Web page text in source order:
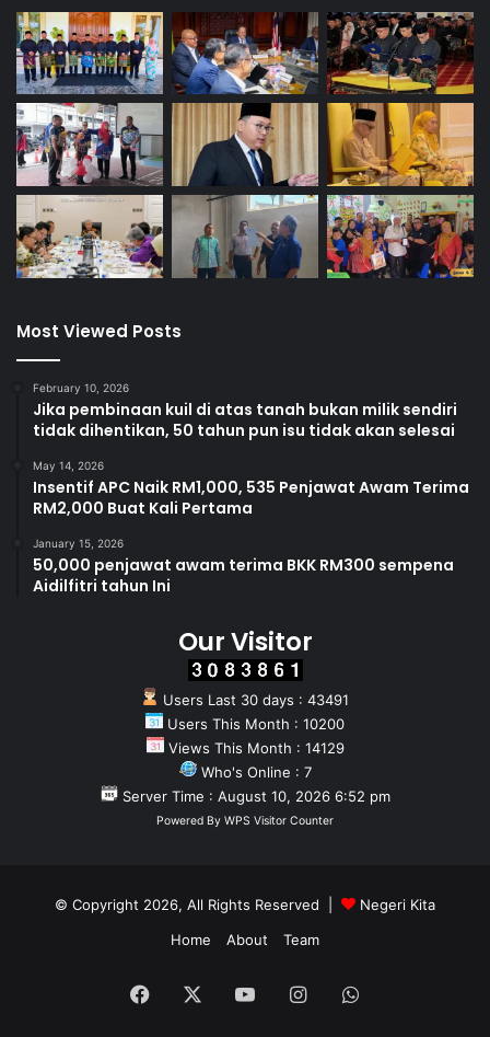
Most Viewed Posts
February 10, 2026
Jika pembinaan kuil di atas tanah bukan milik sendiri
tidak dihentikan, 50 tahun pun isu tidak akan selesai
May 14, 2026
Insentif APC Naik RM1,000, 535 Penjawat Awam Terima
RM2,000 Buat Kali Pertama
January 15, 2026
50,000 penjawat awam terima BKK RM300 sempena
Aidilfitri tahun Ini
Our Visitor
Users Last 30 days : 43491
Users This Month : 10200
Views This Month : 14129
Who's Online : 7
Server Time : August 10, 2026 6:52 pm
Powered By WPS Visitor Counter
© Copyright 2026, All Rights Reserved |
Negeri Kita
Home
About Team
Facebook YouTubeInstagramWhatsApp